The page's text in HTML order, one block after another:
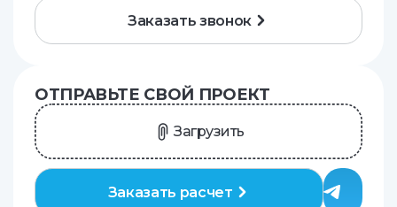
Заказать звонок
ОТПРАВЬТЕ СВОЙ ПРОЕКТ
Загрузить
Заказать расчет